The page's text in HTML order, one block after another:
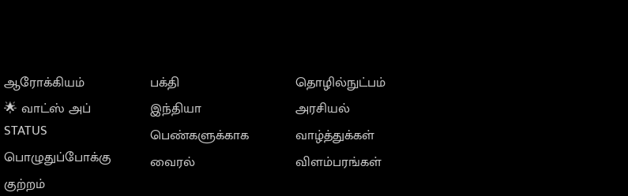
ஆரோக்கியம்
🌟 வாட்ஸ் அப்
STATUS
பொழுதுப்போக்கு
குற்றம்
பக்தி
இந்தியா
பெண்களுக்காக
வைரல்
தொழில்நுட்பம்
அரசியல்
வாழ்த்துக்கள்
விளம்பரங்கள்